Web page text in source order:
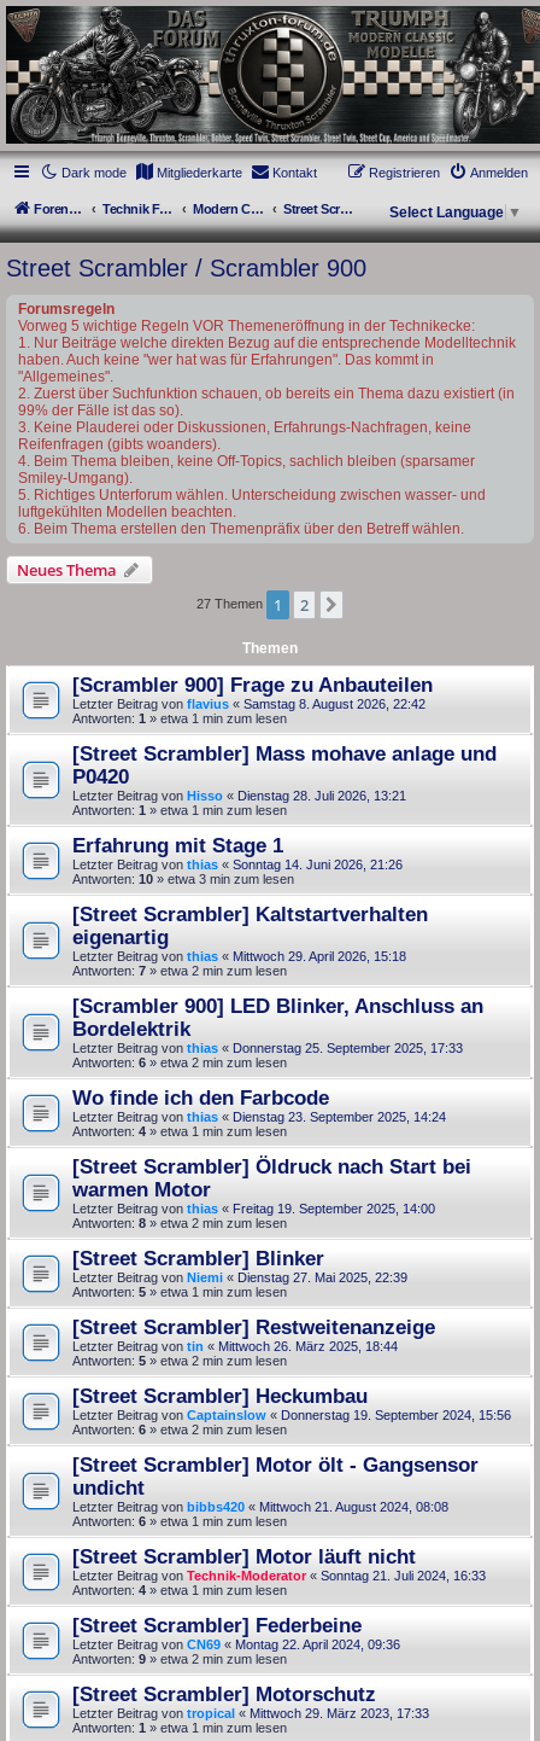
thruxton-forum.de
DAS FORUM! Alles rund um die Triumph Modern Classic Modelle. Das Forum für
die New Bonneville Baureihen ab BJ 2001. Triumph Bonneville, Thruxton,
Scrambler, Bobber, Speed Twin, Street Scrambler, Street Twin, Street Cup, America
und Speedmaster.
Dark mode
Mitgliederkarte Kontakt Anmelden
Registrieren
Foren-Übersicht Technik Forum Modern Classics - Baujahre ab 2016 [LC] Street Scrambler / Scrambler 900 Select Language ▼
Street Scrambler / Scrambler 900
Forumsregeln
Vorweg 5 wichtige Regeln VOR Themeneröffnung in der Technikecke:
1. Nur Beiträge welche direkten Bezug auf die entsprechende Modelltechnik
haben. Auch keine "wer hat was für Erfahrungen". Das kommt in
"Allgemeines".
2. Zuerst über Suchfunktion schauen, ob bereits ein Thema dazu existiert (in
99% der Fälle ist das so).
3. Keine Plauderei oder Diskussionen, Erfahrungs-Nachfragen, keine
Reifenfragen (gibts woanders).
4. Beim Thema bleiben, keine Off-Topics, sachlich bleiben (sparsamer
Smiley-Umgang).
5. Richtiges Unterforum wählen. Unterscheidung zwischen wasser- und
luftgekühlten Modellen beachten.
6. Beim Thema erstellen den Themenpräfix über den Betreff wählen.
Neues Thema
27 Themen 1 2
Themen
[Scrambler 900] Frage zu Anbauteilen
Letzter Beitrag von flavius « Samstag 8. August 2026, 22:42
Antworten: 1 » etwa 1 min zum lesen
[Street Scrambler] Mass mohave anlage und
P0420
Letzter Beitrag von Hisso « Dienstag 28. Juli 2026, 13:21
Antworten: 1 » etwa 1 min zum lesen
Erfahrung mit Stage 1
Letzter Beitrag von thias « Sonntag 14. Juni 2026, 21:26
Antworten: 10 » etwa 3 min zum lesen
[Street Scrambler] Kaltstartverhalten
eigenartig
Letzter Beitrag von thias « Mittwoch 29. April 2026, 15:18
Antworten: 7 » etwa 2 min zum lesen
[Scrambler 900] LED Blinker, Anschluss an
Bordelektrik
Letzter Beitrag von thias « Donnerstag 25. September 2025, 17:33
Antworten: 6 » etwa 2 min zum lesen
Wo finde ich den Farbcode
Letzter Beitrag von thias « Dienstag 23. September 2025, 14:24
Antworten: 4 » etwa 1 min zum lesen
[Street Scrambler] Öldruck nach Start bei
warmen Motor
Letzter Beitrag von thias « Freitag 19. September 2025, 14:00
Antworten: 8 » etwa 2 min zum lesen
[Street Scrambler] Blinker
Letzter Beitrag von Niemi « Dienstag 27. Mai 2025, 22:39
Antworten: 5 » etwa 1 min zum lesen
[Street Scrambler] Restweitenanzeige
Letzter Beitrag von tin « Mittwoch 26. März 2025, 18:44
Antworten: 5 » etwa 2 min zum lesen
[Street Scrambler] Heckumbau
Letzter Beitrag von Captainslow « Donnerstag 19. September 2024, 15:56
Antworten: 6 » etwa 2 min zum lesen
[Street Scrambler] Motor ölt - Gangsensor
undicht
Letzter Beitrag von bibbs420 « Mittwoch 21. August 2024, 08:08
Antworten: 6 » etwa 1 min zum lesen
[Street Scrambler] Motor läuft nicht
Letzter Beitrag von Technik-Moderator« Sonntag 21. Juli 2024, 16:33
Antworten: 4 » etwa 1 min zum lesen
[Street Scrambler] Federbeine
Letzter Beitrag von CN69 « Montag 22. April 2024, 09:36
Antworten: 9 » etwa 2 min zum lesen
[Street Scrambler] Motorschutz
Letzter Beitrag von tropical « Mittwoch 29. März 2023, 17:33
Antworten: 1 » etwa 1 min zum lesen